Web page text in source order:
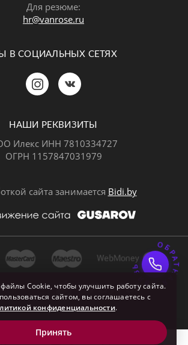
Для резюме:
hr@vanrose.ru
В СОЦИАЛЬНЫХ СЕТЯХ
НАШИ РЕКВИЗИТЫ
Илекс ИНН 7810334727
ОГРН 1157847031979
сайта занимается Bidi.by
Cookie, чтобы улучшить работу сайта.
сайтом, вы соглашаетесь с
конфиденциальности.
Принять
Позвонить Telegram
Почта ОБРАТНАЯ